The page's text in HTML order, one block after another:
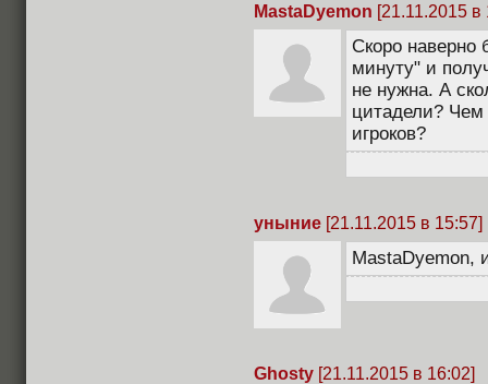
MastaDyemon [21.11.2015 в
Скоро наверно
минуту" и
не нужна. А
цитадели?
игроков?
уныние [21.11.2015 в 15:57]
MastaDyemon,
Ghosty [21.11.2015 в 16:02]